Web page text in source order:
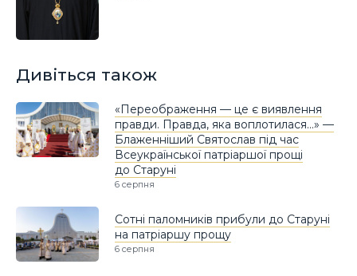
Дивіться також
«Переображення — це є виявлення
правди. Правда, яка воплотилася…» —
Блаженніший Святослав під час
Всеукраїнської патріаршої прощі
до Старуні
6 серпня
Сотні паломників прибули до Старуні
на патріаршу прощу
6 серпня